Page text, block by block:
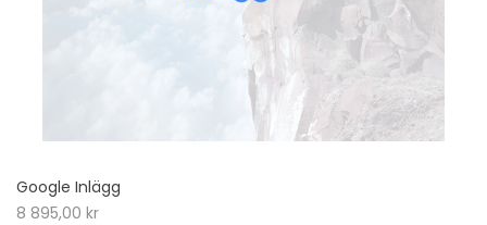
Google Inlägg
8 895,00 kr